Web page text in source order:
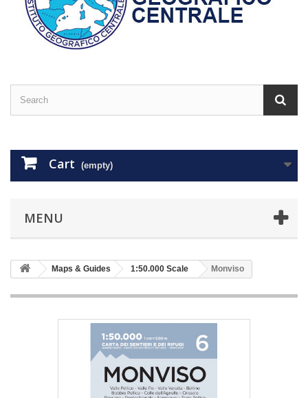
Cart (empty)
MENU
Maps & Guides 1:50.000 Scale Monviso